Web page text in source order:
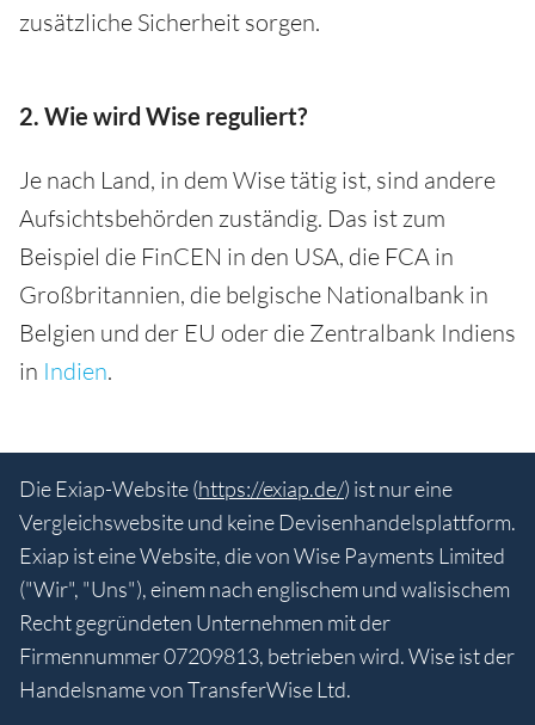
zusätzliche Sicherheit sorgen.
2. Wie wird Wise reguliert?
Je nach Land, in dem Wise tätig ist, sind andere
Aufsichtsbehörden zuständig. Das ist zum
Beispiel die FinCEN in den USA, die FCA in
Großbritannien, die belgische Nationalbank in
Belgien und der EU oder die Zentralbank Indiens
in Indien.
Die Exiap-Website (https://exiap.de/) ist nur eine
Vergleichswebsite und keine Devisenhandelsplattform.
Exiap ist eine Website, die von Wise Payments Limited
("Wir", "Uns"), einem nach englischem und walisischem
Recht gegründeten Unternehmen mit der
Firmennummer 07209813, betrieben wird. Wise ist der
Handelsname von TransferWise Ltd.